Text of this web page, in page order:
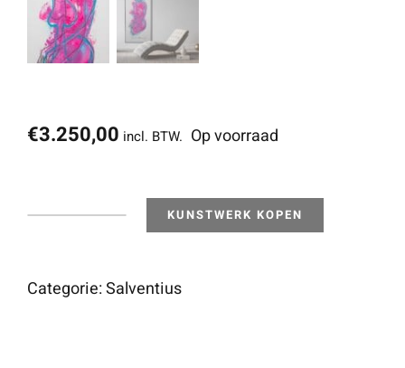
€3.250,00 incl. BTW. Op voorraad
Frequency
KUNSTWERK KOPEN
Categorie:Salventius